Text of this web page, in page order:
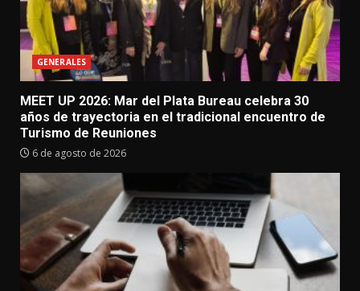
GENERALES
MEET UP 2026: Mar del Plata Bureau celebra 30
años de trayectoria en el tradicional encuentro de
Turismo de Reuniones
6 de agosto de 2026